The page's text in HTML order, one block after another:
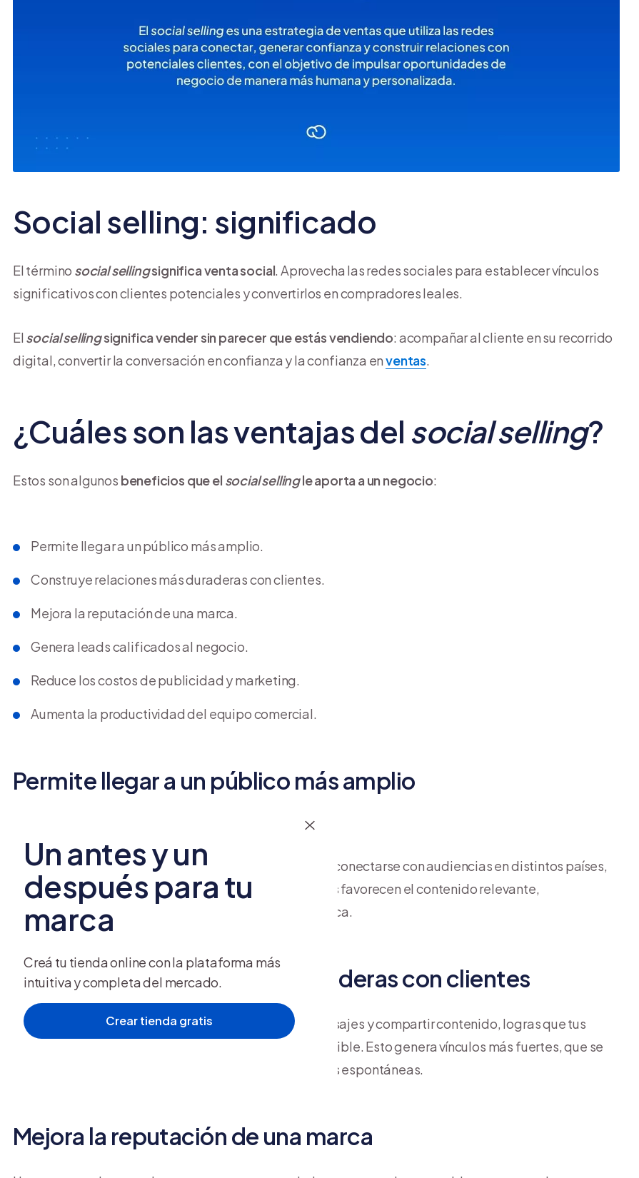
Social selling: significado
El término social sellingsignifica venta social. Aprovecha las redes sociales para establecer vínculos
significativos con clientes potenciales y convertirlos en compradores leales.
El social sellingsignifica vender sin parecer que estás vendiendo: acompañar al cliente en su recorrido
digital, convertir la conversación en confianza y la confianza enventas.
¿Cuáles son las ventajas del social selling?
Estos son algunos beneficios que el social sellingle aporta a un negocio:
Permite llegar a un público más amplio.
Construye relaciones más duraderas con clientes.
Mejora la reputación de una marca.
Genera leads calificados al negocio.
Reduce los costos de publicidad y marketing.
Aumenta la productividad del equipo comercial.
Permite llegar a un público más amplio
Las redes sociales eliminan las barreras geográficas.
Con una estrategia de social selling
, tu negocio puede conectarse con audiencias en distintos países,
ciudades o nichos de mercado. Además, los algoritmos favorecen el contenido relevante,
permitiéndote aumentar tu visibilidad de forma orgánica.
Construye relaciones más duraderas con clientes
Al mantener presencia sólida en redes, responder mensajes y compartir contenido, logras que tus
clientes te perciban como una marca confiable y accesible. Esto genera vínculos más fuertes, que se
traducen en fidelización, recompra y recomendaciones espontáneas.
Mejora la reputación de una marca
Un antes y un
después para tu
marca
Creá tu tienda online con la plataforma más
intuitiva y completa del mercado.
Crear tienda gratis